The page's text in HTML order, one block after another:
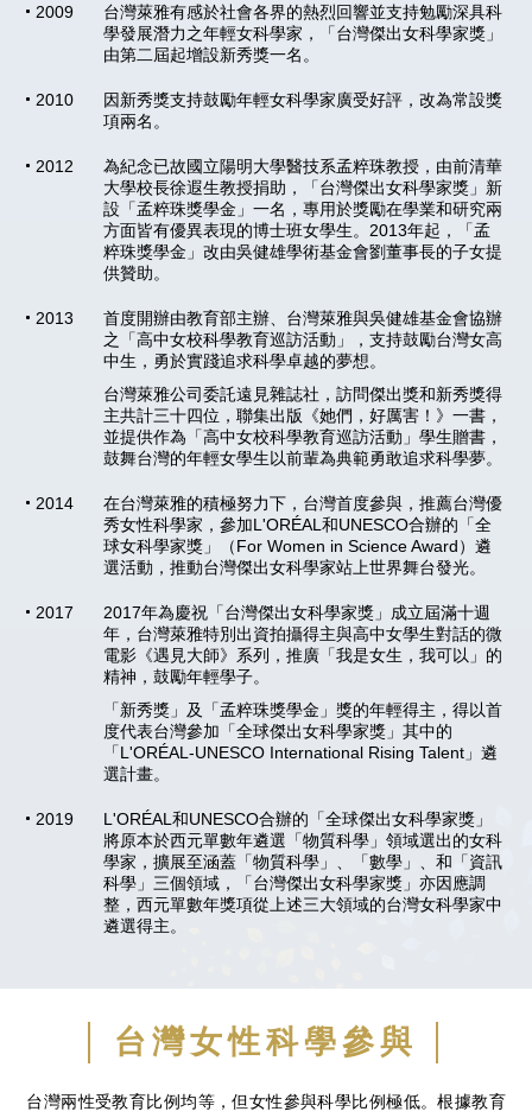
2009
台灣萊雅有感於社會各界的熱烈回響並支持勉勵深具科
學發展潛力之年輕女科學家，「台灣傑出女科學家獎」
由第二屆起增設新秀獎一名。
2010
因新秀獎支持鼓勵年輕女科學家廣受好評，改為常設獎
項兩名。
2012
為紀念已故國立陽明大學醫技系孟粹珠教授，由前清華
大學校長徐遐生教授捐助，「台灣傑出女科學家獎」新
設「孟粹珠獎學金」一名，專用於獎勵在學業和研究兩
方面皆有優異表現的博士班女學生。2013年起，「孟
粹珠獎學金」改由吳健雄學術基金會劉董事長的子女提
供贊助。
2013
首度開辦由教育部主辦、台灣萊雅與吳健雄基金會協辦
之「高中女校科學教育巡訪活動」，支持鼓勵台灣女高
中生，勇於實踐追求科學卓越的夢想。
台灣萊雅公司委託遠見雜誌社，訪問傑出獎和新秀獎得
主共計三十四位，聯集出版《她們，好厲害！》一書，
並提供作為「高中女校科學教育巡訪活動」學生贈書，
鼓舞台灣的年輕女學生以前輩為典範勇敢追求科學夢。
2014
在台灣萊雅的積極努力下，台灣首度參與，推薦台灣優
秀女性科學家，參加L'ORÉAL和UNESCO合辦的「全
球女科學家獎」（For Women in Science Award）遴
選活動，推動台灣傑出女科學家站上世界舞台發光。
2017
2017年為慶祝「台灣傑出女科學家獎」成立屆滿十週
年，台灣萊雅特別出資拍攝得主與高中女學生對話的微
電影《遇見大師》系列，推廣「我是女生，我可以」的
精神，鼓勵年輕學子。
「新秀獎」及「孟粹珠獎學金」獎的年輕得主，得以首
度代表台灣參加「全球傑出女科學家獎」其中的
「L'ORÉAL-UNESCO International Rising Talent」遴
選計畫。
2019
L'ORÉAL和UNESCO合辦的「全球傑出女科學家獎」
將原本於西元單數年遴選「物質科學」領域選出的女科
學家，擴展至涵蓋「物質科學」、「數學」、和「資訊
科學」三個領域，「台灣傑出女科學家獎」亦因應調
整，西元單數年獎項從上述三大領域的台灣女科學家中
遴選得主。
台灣女性科學參與
台灣兩性受教育比例均等，但女性參與科學比例極低。根據教育